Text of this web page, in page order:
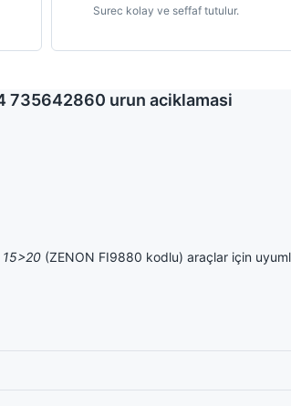
Surec kolay ve seffaf tutulur.
735642860 urun aciklamasi
15>20 (ZENON FI9880 kodlu) araçlar için